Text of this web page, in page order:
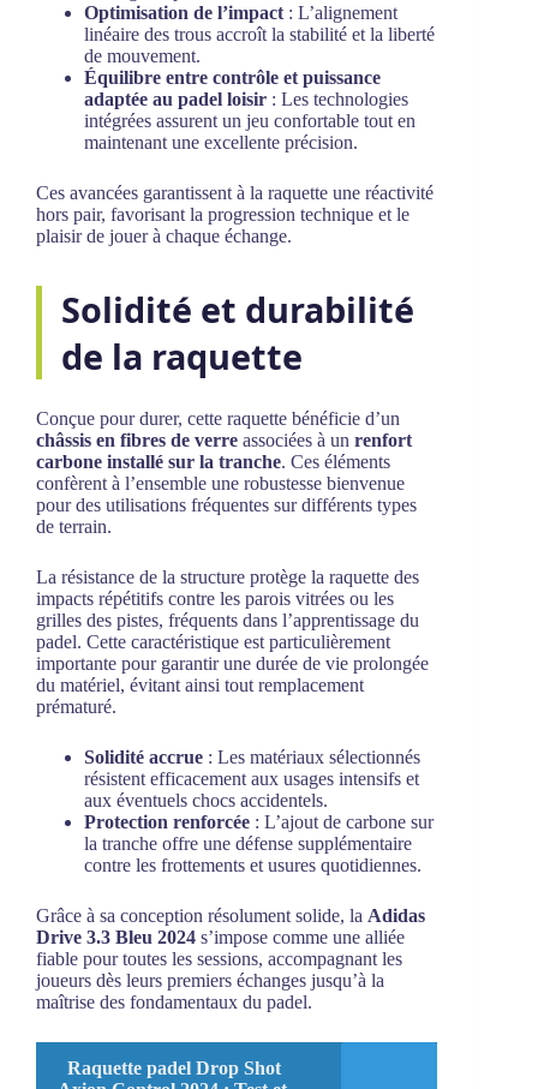
Optimisation de l’impact: L’alignement
linéaire des trous accroît la stabilité et la liberté
de mouvement.
Équilibre entre contrôle et puissance
adaptée au padel loisir : Les technologies
intégrées assurent un jeu confortable tout en
maintenant une excellente précision.
Ces avancées garantissent à la raquette une réactivité
hors pair, favorisant la progression technique et le
plaisir de jouer à chaque échange.
Solidité et durabilité
de la raquette
Conçue pour durer, cette raquette bénéficie d’un
châssis en fibres de verre associées à un renfort
carbone installé sur la tranche. Ces éléments
confèrent à l’ensemble une robustesse bienvenue
pour des utilisations fréquentes sur différents types
de terrain.
La résistance de la structure protège la raquette des
impacts répétitifs contre les parois vitrées ou les
grilles des pistes, fréquents dans l’apprentissage du
padel. Cette caractéristique est particulièrement
importante pour garantir une durée de vie prolongée
du matériel, évitant ainsi tout remplacement
prématuré.
Solidité accrue : Les matériaux sélectionnés
résistent efficacement aux usages intensifs et
aux éventuels chocs accidentels.
Protection renforcée : L’ajout de carbone sur
la tranche offre une défense supplémentaire
contre les frottements et usures quotidiennes.
Grâce à sa conception résolument solide, la Adidas
Drive 3.3 Bleu 2024 s’impose comme une alliée
fiable pour toutes les sessions, accompagnant les
joueurs dès leurs premiers échanges jusqu’à la
maîtrise des fondamentaux du padel.
Raquette padel Drop Shot